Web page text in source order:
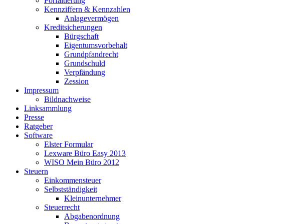
Kennziffern & Kennzahlen
Anlagevermögen
Kreditsicherungen
Bürgschaft
Eigentumsvorbehalt
Grundpfandrecht
Grundschuld
Verpfändung
Zession
Impressum
Bildnachweise
Linksammlung
Presse
Ratgeber
Software
Elster Formular
Lexware Büro Easy 2013
WISO Mein Büro 2012
Steuern
Einkommensteuer
Selbstständigkeit
Kleinunternehmer
Steuerrecht
Abgabenordnung